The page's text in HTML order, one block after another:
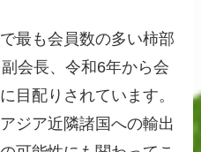
最も会員数の多い柿部
会長、令和6年から会
目配りされています。
ジア近隣諸国への輸出